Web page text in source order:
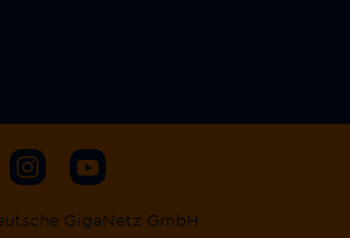
GigaNetz GmbH